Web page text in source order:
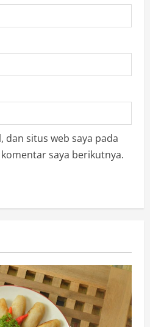
dan situs web saya pada
saya berikutnya.